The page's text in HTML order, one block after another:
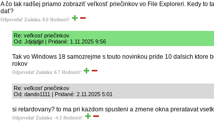
A čo tak radšej priamo zobraziť veľkosť priečinkov vo File Exploreri. Kedy to
dať?
Odpovedať Známka: 8.0 Hodnotiť:
Re: veľkosť priečinkov
Od: Jdjdjdjjd | Pridané: 1.11.2025 9:56
Tak vo Windows 18 samozrejme s touto novinkou pride 10 dalsich ktore
rokov
Odpovedať Známka: 6.7 Hodnotiť:
Re: veľkosť priečinkov
Od: dando1111 | Pridané: 2.11.2025 5:01
si retardovany? to ma pri kazdom spusteni a zmene okna preratavat
Odpovedať Známka: -4.3 Hodnotiť: